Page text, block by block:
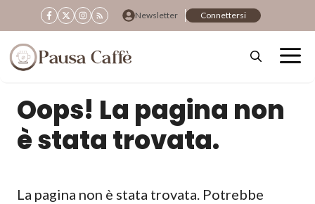
al
contenuto
Newsletter Connettersi
Oops! La pagina non
è stata trovata.
La pagina non è stata trovata. Potrebbe